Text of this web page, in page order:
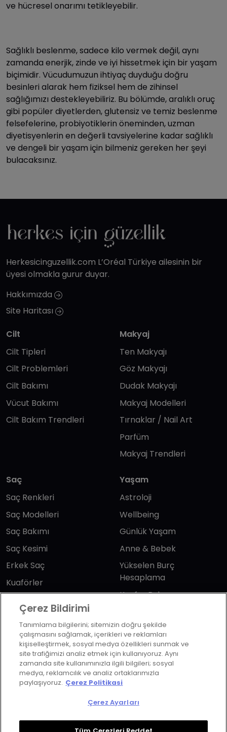
ve hücresel onarımı tetikleyebilir.
Sağlıklı beslenme, sadece kilo vermek değil, aynı
zamanda enerjik, zinde ve iyi hissetmek için bir yaşam
biçimidir. Vücudumuzun ihtiyaç duyduğu doğru
besinleri alarak hem fiziksel hem de zihinsel
sağlığımızı destekleyebiliriz. Bu bölümde, aralıklı oruç
gibi popüler diyetlerden, glutensiz ve temiz beslenme
felsefelerine, probiyotiklerin öneminden, uzman
diyetisyenlerin en değerli tavsiyelerine kadar sağlıklı
ve dengeli bir yaşam için bilmeniz gereken her şeyi
bulacaksınız.
Herkesicinguzellik.com L’Oréal Türkiye ailesinin bir
üyesi olmakla gurur duyar.
Hakkımızda
Site Haritası
Cilt
Cilt Tipleri
Cilt Problemleri
Cilt Bakımı
Vücut Bakımı
Cilt Bakım Trendleri
Makyaj
Ten Makyajı
Göz Makyajı
Dudak Makyajı
Makyaj Modelleri
Tırnaklar / Nail Art
Parfüm
Makyaj Trendleri
Saç
Saç Renkleri
Saç Modelleri
Saç Bakımı
Saç Kesimi
Erkek Saç
Kuaförler
Yaşam
Astroloji
Wellbeing
Günlük Yaşam
Anne & Bebek
Yükselen Burç
Hesaplama
Kuafor Bulma
Bizi takip edin
KVKK Başvuru Formu
Kullanım Şart ve Koşulları
Çerez Politikası
Çerez Ayarları
Çerez Bildirimi
Tanımlama bilgilerini; sitemizin doğru şekilde
çalışmasını sağlamak, içerikleri ve reklamları
kişiselleştirmek, sosyal medya özellikleri sunmak ve
site trafiğimizi analiz etmek için kullanıyoruz. Aynı
zamanda site kullanımınızla ilgili bilgileri; sosyal
medya, reklamcılık ve analiz ortaklarımızla
paylaşıyoruz. Çerez Politikasi
Çerez Ayarları